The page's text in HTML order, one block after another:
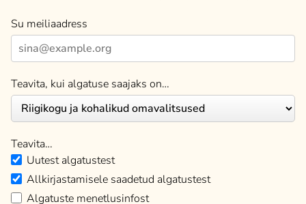
Su meiliaadress
Teavita, kui algatuse saajaks on…
Teavita…
Uutest algatustest
Allkirjastamisele saadetud algatustest
Algatuste menetlusinfost